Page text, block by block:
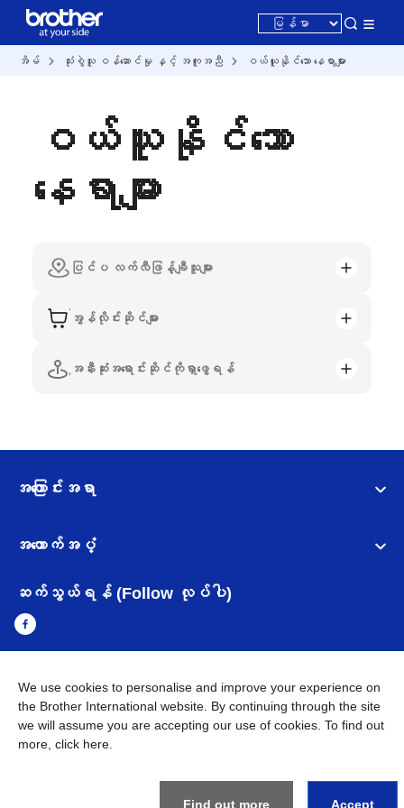
အိမ် သုံးစွဲသူ ဝန်ဆောင်မှု နှင့် အကူအညီ ဝယ်ယူနိုင်သော နေရာများ
ဝယ်ယူနိုင်သော
နေရာများ
ပြင်ပ လက်လီဖြန့်ချီသူများ
အွန်လိုင်းဆိုင်များ
အနီးဆုံးအရောင်းဆိုင်ကိုရှာဖွေရန်
အကြောင်းအရာ
အထောက်အပံ့
ဆက်သွယ်ရန် (Follow လုပ်ပါ)
Myanmar Brother ၏ ကမ္ဘာတစ်ဝန်းရှိ ကွန်ယက်များ
အချက်အလက်မူဝါဒ အသုံးပြုမူဝါဒ
Brother Global ဝက်ဆိုဒ်သို့သွားရန်
We use cookies to personalise and improve your experience on
the Brother International website. By continuing through the site
we will assume you are accepting our use of cookies. To find out
more, click here
Find out more Accept